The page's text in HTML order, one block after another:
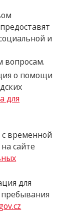
и
о помощи
для
временной
сайте
для